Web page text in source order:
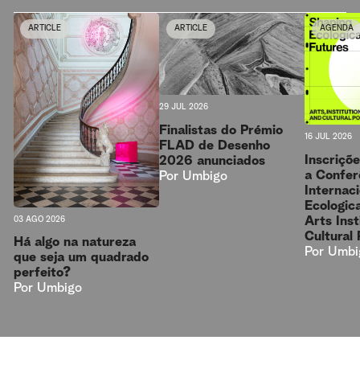
ARTICLE
03 AGO 2026
Há algo na natureza
que seja um quadrado
perfeito?
Por Umbigo
ARTICLE
29 JUL 2026
Finalistas do Prémio
FLAD de Desenho
2026 anunciados
Por Umbigo
AGENDA
16 JUL 2026
a
Arts
Cultural
Por